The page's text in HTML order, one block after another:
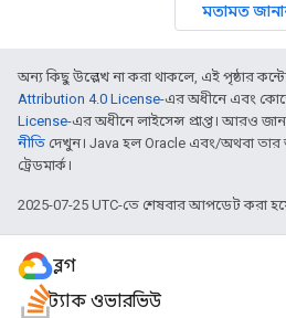
মতামত
অন্য কিছু উল্লেখ না করা থাকলে, এই পৃষ্ঠার
Attribution 4.0 License-এর অধীনে এবং
License-এর অধীনে লাইসেন্স প্রাপ্ত। আরও
নীতি দেখুন। Java হল Oracle এবং/অথবা তার
ট্রেডমার্ক।
2025-07-25 UTC-তে শেষবার আপডেট করা
ব্লগ
স্ট্যাক ওভারভিউ